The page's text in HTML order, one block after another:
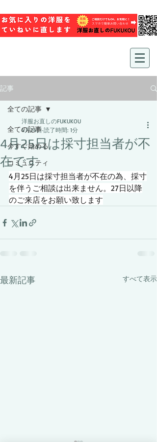
記事
全ての記事
今すぐ始める
コミュニティ
全ての記事
4月25日は採寸担当者が不
在です
洋服お直しのFUKUKOU
4月24日 読了時間: 1分
4月25日は採寸担当者が不在の為、採寸
を伴うご相談は出来ません。27日以降
のご来店をお願い致します
最新記事 すべて表示